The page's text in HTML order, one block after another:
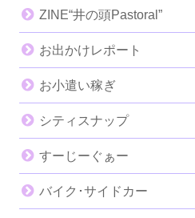
ZINE“井の頭Pastoral”
お出かけレポート
お小遣い稼ぎ
シティスナップ
すーじーぐぁー
バイク･サイドカー